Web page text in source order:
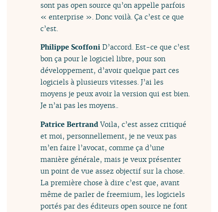
sont pas open source qu’on appelle parfois
« enterprise ». Donc voilà. Ça c’est ce que
c’est.
Philippe Scoffoni D’accord. Est-ce que c’est
bon ça pour le logiciel libre, pour son
développement, d’avoir quelque part ces
logiciels à plusieurs vitesses. J’ai les
moyens je peux avoir la version qui est bien.
Je n’ai pas les moyens..
Patrice BertrandVoila, c’est assez critiqué
et moi, personnellement, je ne veux pas
m’en faire l’avocat, comme ça d’une
manière générale, mais je veux présenter
un point de vue assez objectif sur la chose.
La première chose à dire c’est que, avant
même de parler de freemium, les logiciels
portés par des éditeurs open source ne font